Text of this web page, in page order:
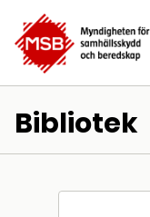
Bibliotek